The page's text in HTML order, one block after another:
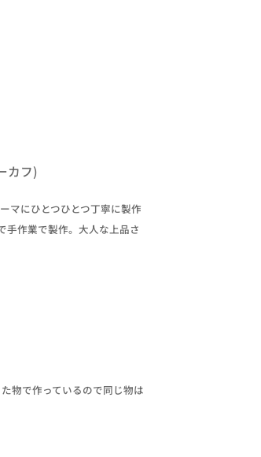
カフ)
マにひとつひとつ丁寧に製作
手作業で製作。大人な上品さ
物で作っているので同じ物は